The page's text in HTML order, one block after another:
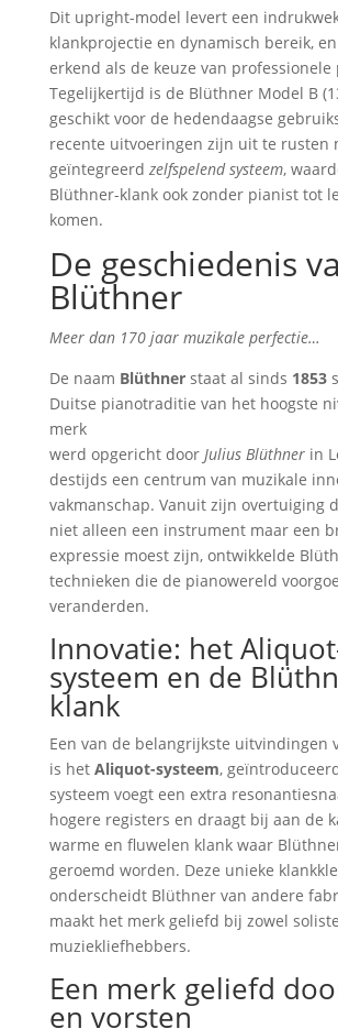
Dit upright-model levert een
klankprojectie en dynamisch bereik,
erkend als de keuze van professionele
Tegelijkertijd is de Blüthner Model B
geschikt voor de hedendaagse
recente uitvoeringen zijn uit te rusten
geïntegreerd zelfspelend systeem,
Blüthner-klank ook zonder pianist tot
komen.
De geschiedenis
Blüthner
Meer dan 170 jaar muzikale perfectie…
De naam Blüthnerstaat al sinds 1853
Duitse pianotraditie van het hoogste
merk
werd opgericht door Julius Blüthnerin
destijds een centrum van muzikale
vakmanschap. Vanuit zijn overtuiging
niet alleen een instrument maar een
expressie moest zijn, ontwikkelde
technieken die de pianowereld
veranderden.
Innovatie: het
systeem en de
klank
Een van de belangrijkste uitvindingen
is het Aliquot-systeem,
systeem voegt een extra
hogere registers en draagt bij aan de
warme en fluwelen klank waar
geroemd worden. Deze unieke
onderscheidt Blüthner van andere
maakt het merk geliefd bij zowel
muziekliefhebbers.
Een merk geliefd
en vorsten